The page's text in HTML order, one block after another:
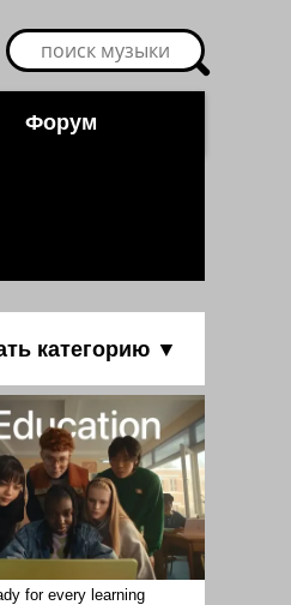
Форум
категорию ▼
for every learning